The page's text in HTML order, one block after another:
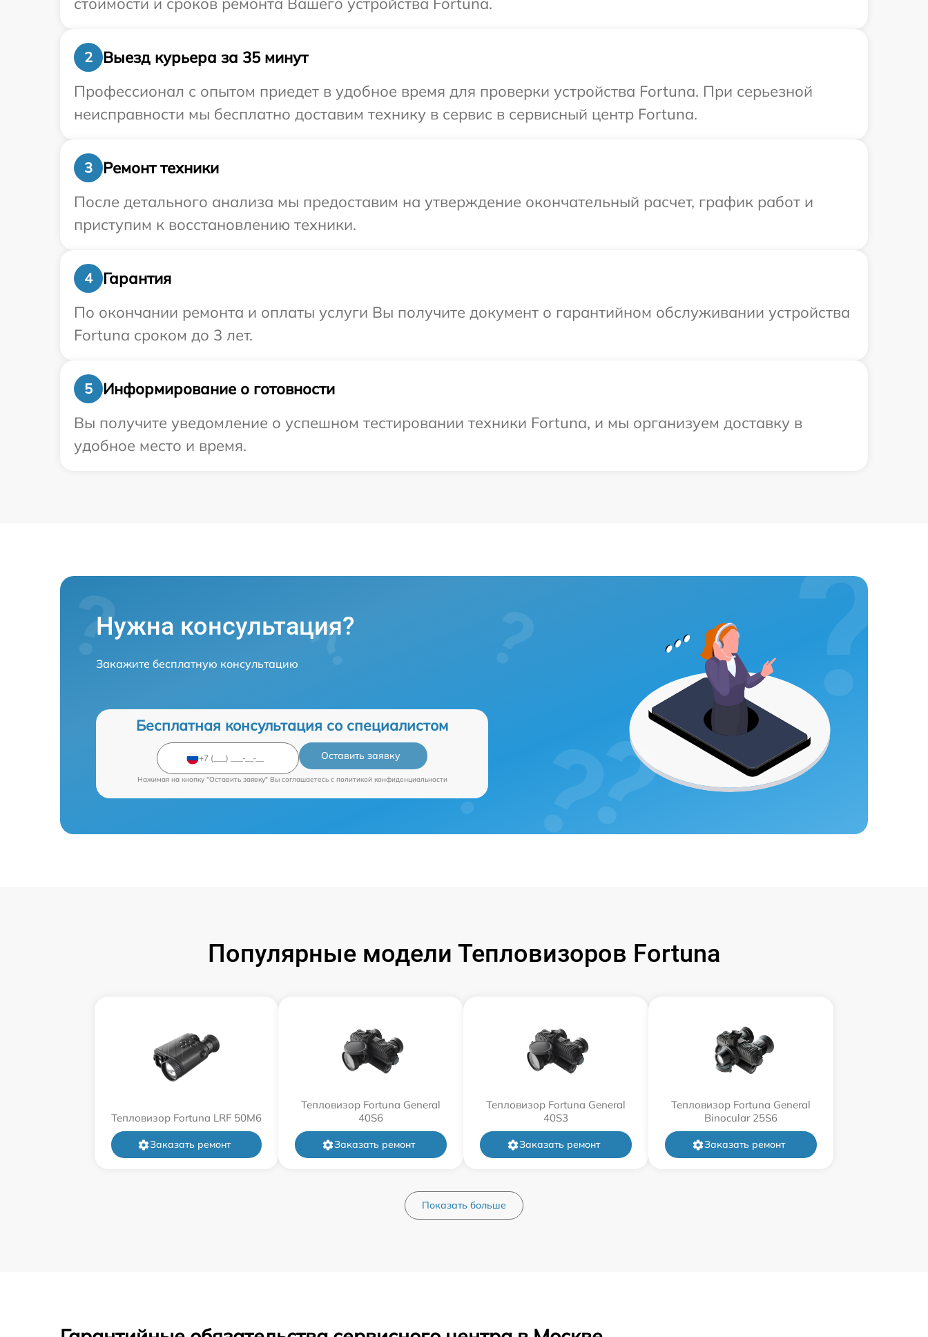
2
Выезд курьера за 35 минут
Профессионал с опытом приедет в удобное время для проверки устройства Fortuna. При серьезной
неисправности мы бесплатно доставим технику в сервис в сервисный центр Fortuna.
3
Ремонт техники
После детального анализа мы предоставим на утверждение окончательный расчет, график работ и
приступим к восстановлению техники.
4
Гарантия
По окончании ремонта и оплаты услуги Вы получите документ о гарантийном обслуживании устройства
Fortuna сроком до 3 лет.
5
Информирование о готовности
Вы получите уведомление о успешном тестировании техники Fortuna, и мы организуем доставку в
удобное место и время.
Нужна консультация?
Закажите бесплатную консультацию
Бесплатная консультация со специалистом
Оставить заявку
Нажимая на кнопку "Оставить заявку" Вы соглашаетесь c политикой конфиденциальности
Популярные модели Тепловизоров Fortuna
Тепловизор Fortuna LRF 50M6
Заказать ремонт
Тепловизор Fortuna General
40S6
Заказать ремонт
Тепловизор Fortuna General
40S3
Заказать ремонт
Тепловизор Fortuna General
Binocular 25S6
Заказать ремонт
Показать больше